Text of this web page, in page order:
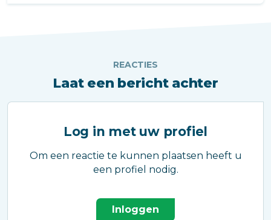
groepen en beschikt over een oppervlakte
REACTIES
Laat een bericht achter
Log in met uw profiel
Om een reactie te kunnen plaatsen heeft u
een profiel nodig.
Inloggen